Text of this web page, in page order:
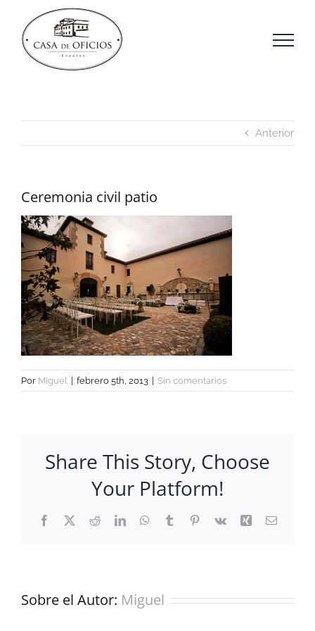
contenido
Anterior
Ceremonia civil patio
Por Miguel febrero 5th, 2013 Sin comentarios
Share This Story, Choose
Your Platform!
Facebook
X RedditLinkedInWhatsApp
TumblrPinterest
Vk Xing Correo
Sobre el Autor: Miguel